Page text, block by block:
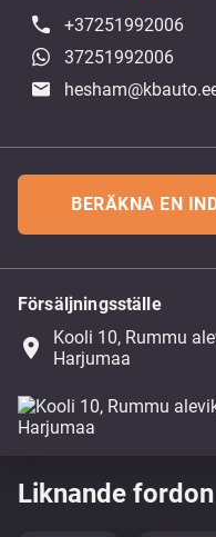
+37251992006
37251992006
BERÄKNA EN
Försäljningsställe
place
Kooli 10, Rummu
Harjumaa
Liknande fordon